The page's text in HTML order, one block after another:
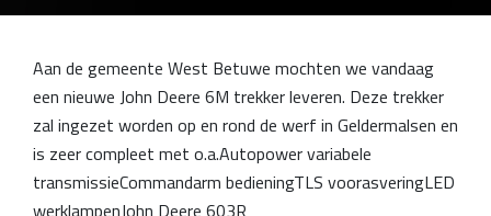
Aan de gemeente West Betuwe mochten we vandaag
een nieuwe John Deere 6M trekker leveren. Deze trekker
zal ingezet worden op en rond de werf in Geldermalsen en
is zeer compleet met o.a.Autopower variabele
transmissieCommandarm bedieningTLS voorasveringLED
werklampenJohn Deere 603R